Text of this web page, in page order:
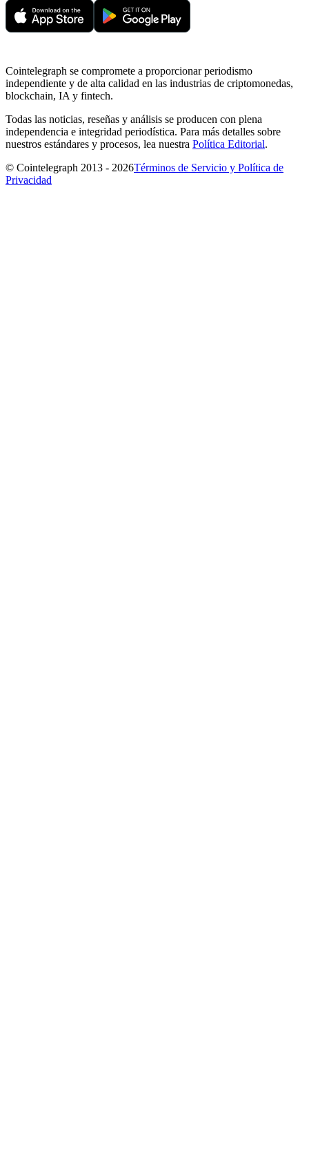
Cointelegraph se compromete a proporcionar periodismo
independiente y de alta calidad en las industrias de criptomonedas,
blockchain, IA y fintech.
Todas las noticias, reseñas y análisis se producen con plena
independencia e integridad periodística. Para más detalles sobre
nuestros estándares y procesos, lea nuestra Política Editorial.
© Cointelegraph 2013 - 2026Términos de Servicio y Política de
Privacidad